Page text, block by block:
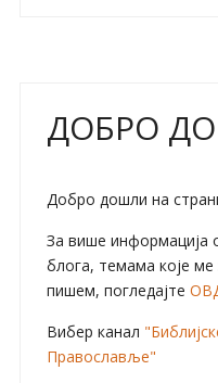
ДОБРО
Добро дошли на
За више информација
блога, темама које ме
пишем, погледајте
Вибер канал
Православље"